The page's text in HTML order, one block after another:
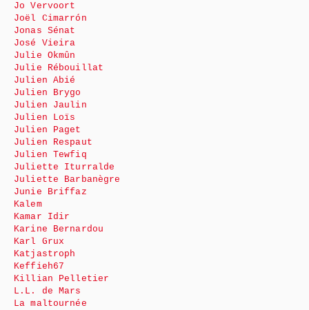
Jo Vervoort
Joël Cimarrón
Jonas Sénat
José Vieira
Julie Okmûn
Julie Rébouillat
Julien Abié
Julien Brygo
Julien Jaulin
Julien Loïs
Julien Paget
Julien Respaut
Julien Tewfiq
Juliette Iturralde
Juliette Barbanègre
Junie Briffaz
Kalem
Kamar Idir
Karine Bernardou
Karl Grux
Katjastroph
Keffieh67
Killian Pelletier
L.L. de Mars
La maltournée